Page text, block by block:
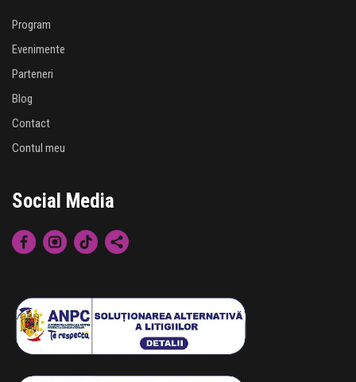
Program
Evenimente
Parteneri
Blog
Contact
Contul meu
Social Media